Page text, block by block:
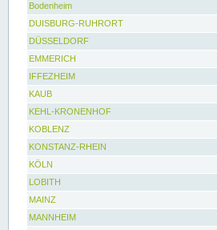
Bodenheim
DUISBURG-RUHRORT
DÜSSELDORF
EMMERICH
IFFEZHEIM
KAUB
KEHL-KRONENHOF
KOBLENZ
KONSTANZ-RHEIN
KÖLN
LOBITH
MAINZ
MANNHEIM